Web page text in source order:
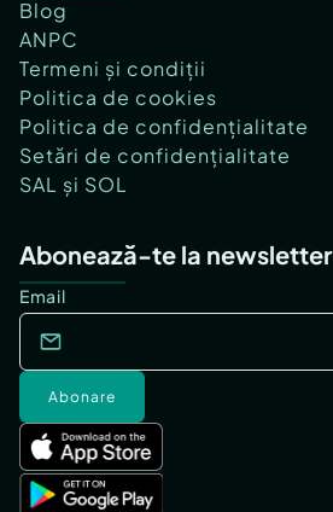
Blog
ANPC
Termeni și condiții
Politica de cookies
Politica de confidențialitate
Setări de confidențialitate
SAL și SOL
Abonează-te la newsletter
Email
Abonare